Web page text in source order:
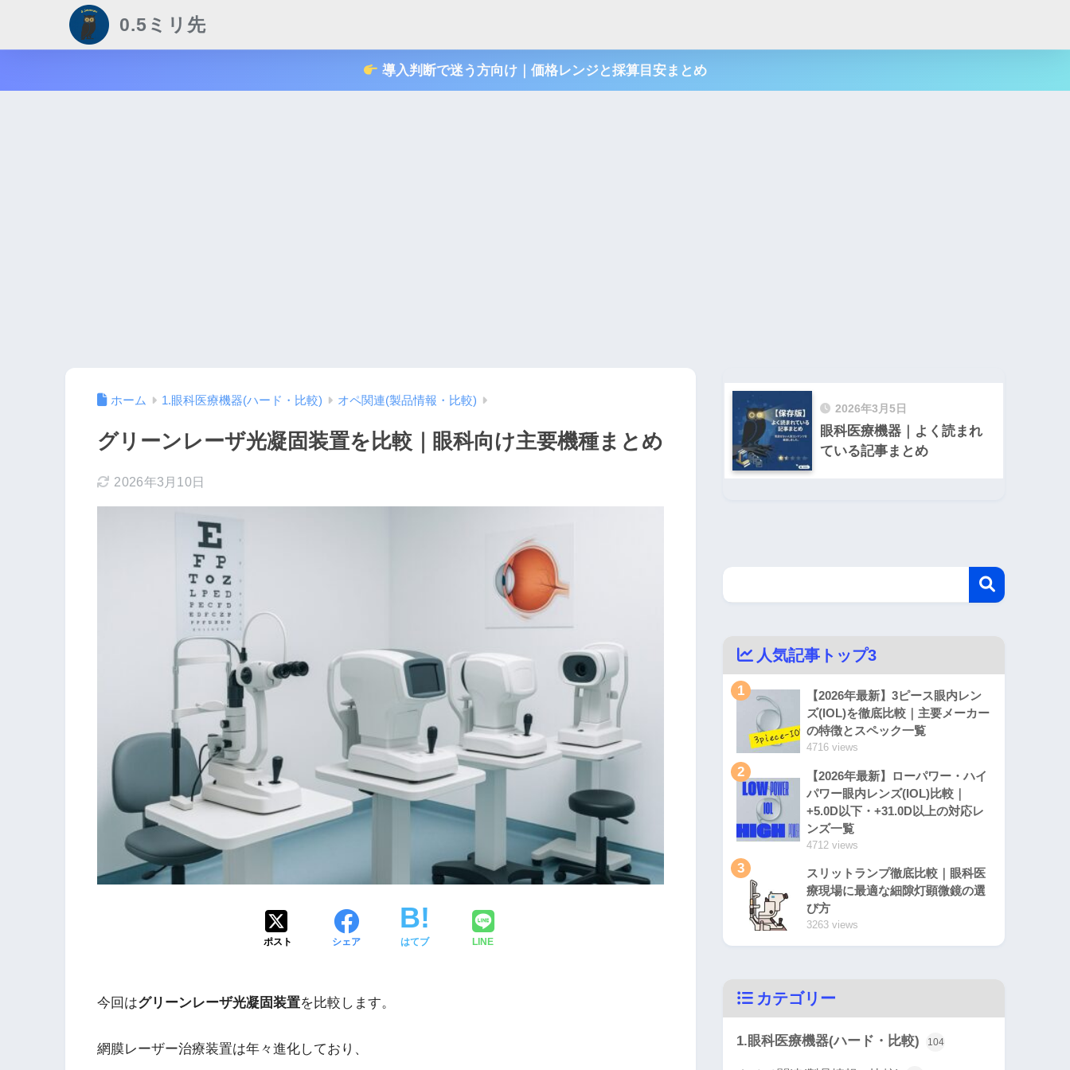
0.5ミリ先
導入判断で迷う方向け｜価格レンジと採算目安まとめ
ホーム 1.眼科医療機器(ハード・比較) オペ関連(製品情報・比較)
グリーンレーザ光凝固装置を比較｜眼科向け主要機種まとめ
2026年3月10日
ポスト シェア はてブ LINE
今回はグリーンレーザ光凝固装置を比較します。
網膜レーザー治療装置は年々進化しており、
2026年3月5日
眼科医療機器｜よく読まれ
ている記事まとめ
人気記事トップ3
1
【2026年最新】3ピース眼内レン
ズ(IOL)を徹底比較｜主要メーカー
の特徴とスペック一覧
4716 views
2
【2026年最新】ローパワー・ハイ
パワー眼内レンズ(IOL)比較｜
+5.0D以下・+31.0D以上の対応レ
ンズ一覧
4712 views
3
スリットランプ徹底比較｜眼科医
療現場に最適な細隙灯顕微鏡の選
び方
3263 views
カテゴリー
1.眼科医療機器(ハード・比較) 104